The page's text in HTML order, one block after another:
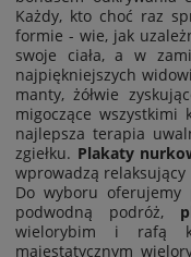
Każdy, kto choć raz
formie - wie, jak
swoje ciała, a w
najpiękniejszych
manty, żółwie
migoczące wszystkimi
najlepsza terapia
zgiełku. Plakaty
wprowadzą
Do wyboru oferujemy
podwodną podróż,
wielorybim i rafą
majestatycznym